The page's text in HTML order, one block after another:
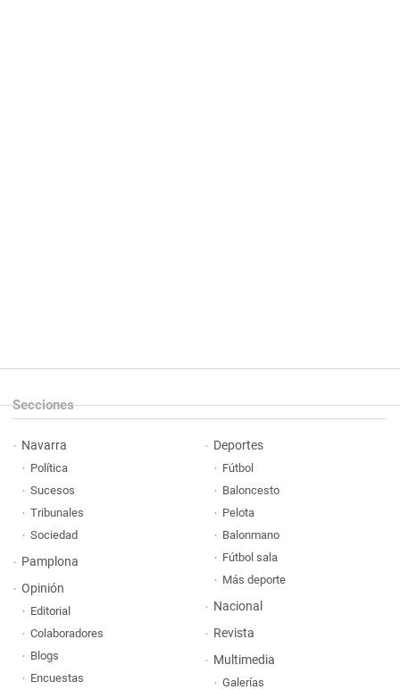
Secciones
Navarra
Política
Sucesos
Tribunales
Sociedad
Pamplona
Opinión
Editorial
Colaboradores
Blogs
Encuestas
Deportes
Fútbol
Baloncesto
Pelota
Balonmano
Fútbol sala
Más deporte
Nacional
Revista
Multimedia
Galerías